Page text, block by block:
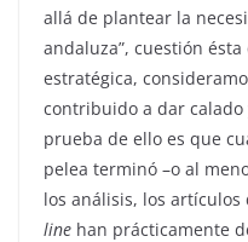
allá de plantear la
andaluza”, cuestión
estratégica,
contribuido a dar
prueba de ello es que
pelea terminó –o al
los análisis, los
line han prácticamente